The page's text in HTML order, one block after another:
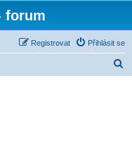
forum
Přihlásit se
Registrovat